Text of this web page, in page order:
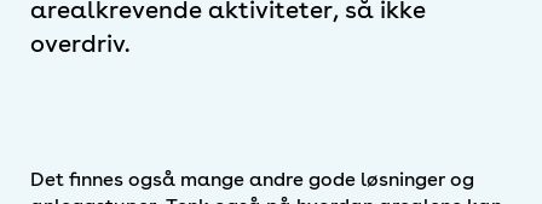
arealkrevende aktiviteter, så ikke
overdriv.
Det finnes også mange andre gode løsninger og